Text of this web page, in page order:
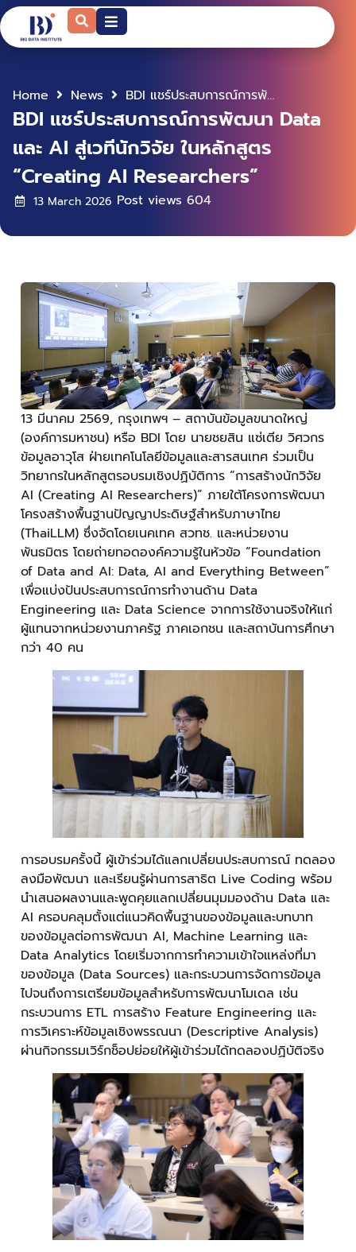
Home News BDI แชร์ประสบการณ์การพัฒนา Data และ AI สู่เวทีนักวิจัย ในหลักสูตร “Creating AI Researchers”
BDI แชร์ประสบการณ์การพัฒนา Data
และ AI สู่เวทีนักวิจัย ในหลักสูตร
“Creating AI Researchers”
13 March 2026 Post views 604
13 มีนาคม 2569, กรุงเทพฯ – สถาบันข้อมูลขนาดใหญ่
(องค์การมหาชน) หรือ BDI โดย นายชยสิน แซ่เตีย วิศวกร
ข้อมูลอาวุโส ฝ่ายเทคโนโลยีข้อมูลและสารสนเทศ ร่วมเป็น
วิทยากรในหลักสูตรอบรมเชิงปฏิบัติการ “การสร้างนักวิจัย
AI (Creating AI Researchers)” ภายใต้โครงการพัฒนา
โครงสร้างพื้นฐานปัญญาประดิษฐ์สำหรับภาษาไทย
(ThaiLLM) ซึ่งจัดโดยเนคเทค สวทช. และหน่วยงาน
พันธมิตร โดยถ่ายทอดองค์ความรู้ในหัวข้อ “Foundation
of Data and AI: Data, AI and Everything Between”
เพื่อแบ่งปันประสบการณ์การทำงานด้าน Data
Engineering และ Data Science จากการใช้งานจริงให้แก่
ผู้แทนจากหน่วยงานภาครัฐ ภาคเอกชน และสถาบันการศึกษา
กว่า 40 คน
การอบรมครั้งนี้ ผู้เข้าร่วมได้แลกเปลี่ยนประสบการณ์ ทดลอง
ลงมือพัฒนา และเรียนรู้ผ่านการสาธิต Live Coding พร้อม
นำเสนอผลงานและพูดคุยแลกเปลี่ยนมุมมองด้าน Data และ
AI ครอบคลุมตั้งแต่แนวคิดพื้นฐานของข้อมูลและบทบาท
ของข้อมูลต่อการพัฒนา AI, Machine Learning และ
Data Analytics โดยเริ่มจากการทำความเข้าใจแหล่งที่มา
ของข้อมูล (Data Sources) และกระบวนการจัดการข้อมูล
ไปจนถึงการเตรียมข้อมูลสำหรับการพัฒนาโมเดล เช่น
กระบวนการ ETL การสร้าง Feature Engineering และ
การวิเคราะห์ข้อมูลเชิงพรรณนา (Descriptive Analysis)
ผ่านกิจกรรมเวิร์กช็อปย่อยให้ผู้เข้าร่วมได้ทดลองปฏิบัติจริง